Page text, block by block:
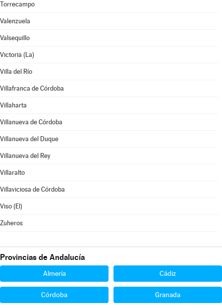
Torrecampo
Valenzuela
Valsequillo
Victoria (La)
Villa del Río
Villafranca de Córdoba
Villaharta
Villanueva de Córdoba
Villanueva del Duque
Villanueva del Rey
Villaralto
Villaviciosa de Córdoba
Viso (El)
Zuheros
Provincias de Andalucía
Almería Cádiz
Córdoba Granada